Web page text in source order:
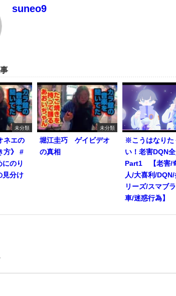
suneo9
未分類
ネエの
方》 #
にのり
見分け
未分類
堀江圭巧 ゲイビデオ
の真相
※こうはなりた
い！老害DQN
Part1 【老害/
人/大喜利/
リーズ/スマブ
車/迷惑行為】